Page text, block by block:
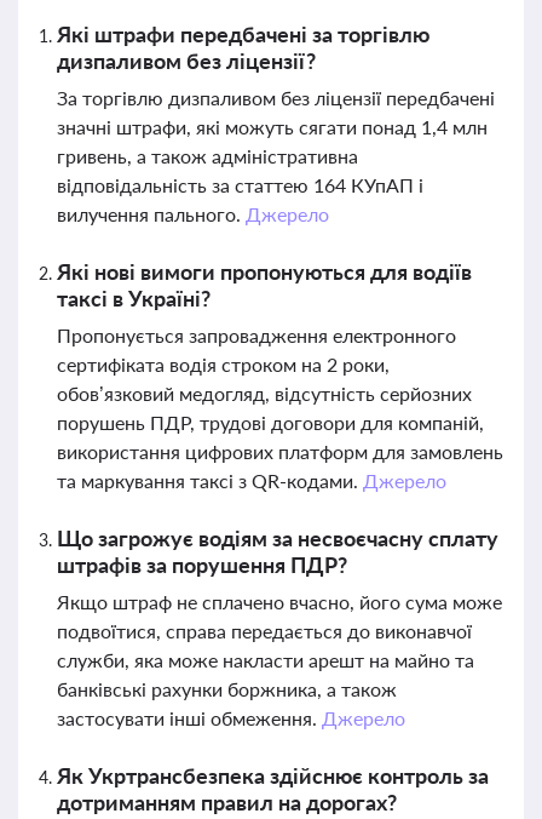
Які штрафи передбачені за торгівлю
дизпаливом без ліцензії?
За торгівлю дизпаливом без ліцензії передбачені
значні штрафи, які можуть сягати понад 1,4 млн
гривень, а також адміністративна
відповідальність за статтею 164 КУпАП і
вилучення пального. Джерело
Які нові вимоги пропонуються для водіїв
таксі в Україні?
Пропонується запровадження електронного
сертифіката водія строком на 2 роки,
обов’язковий медогляд, відсутність серйозних
порушень ПДР, трудові договори для компаній,
використання цифрових платформ для замовлень
та маркування таксі з QR-кодами. Джерело
Що загрожує водіям за несвоєчасну сплату
штрафів за порушення ПДР?
Якщо штраф не сплачено вчасно, його сума може
подвоїтися, справа передається до виконавчої
служби, яка може накласти арешт на майно та
банківські рахунки боржника, а також
застосувати інші обмеження. Джерело
Як Укртрансбезпека здійснює контроль за
дотриманням правил на дорогах?